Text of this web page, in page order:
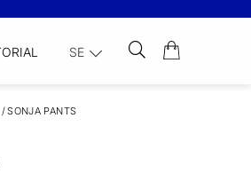
SE
/SONJA PANTS